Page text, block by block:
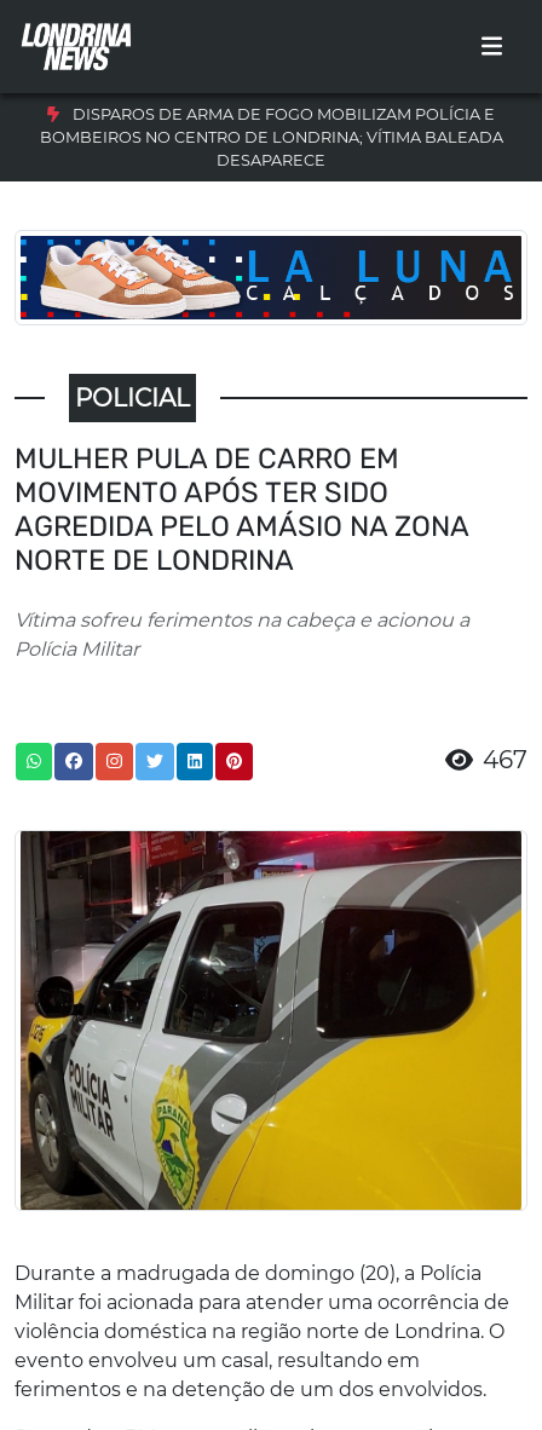
DISPAROS DE ARMA DE FOGO MOBILIZAM POLÍCIA E
BOMBEIROS NO CENTRO DE LONDRINA; VÍTIMA BALEADA
DESAPARECE
POLICIAL
MULHER PULA DE CARRO EM
MOVIMENTO APÓS TER SIDO
AGREDIDA PELO AMÁSIO NA ZONA
NORTE DE LONDRINA
Vítima sofreu ferimentos na cabeça e acionou a
Polícia Militar
467
Durante a madrugada de domingo (20), a Polícia
Militar foi acionada para atender uma ocorrência de
violência doméstica na região norte de Londrina. O
evento envolveu um casal, resultando em
ferimentos e na detenção de um dos envolvidos.